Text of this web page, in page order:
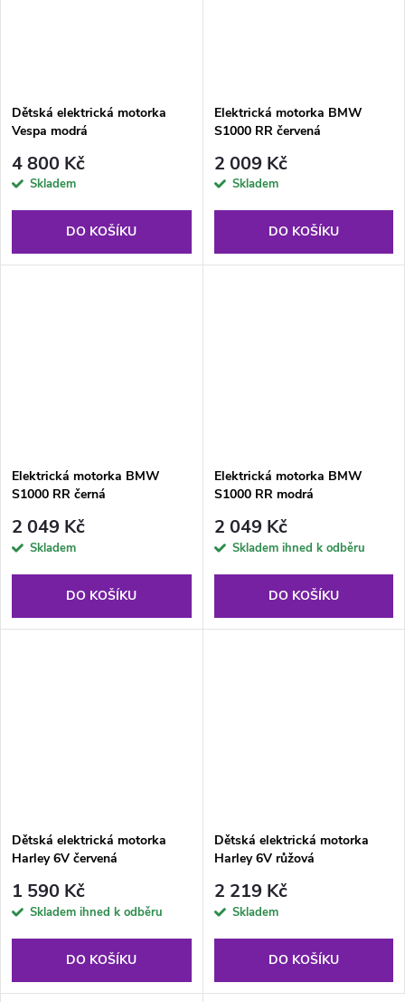
Dětská elektrická motorka
Vespa modrá
4 800 Kč
Skladem
DO KOŠÍKU
Elektrická motorka BMW
S1000 RR červená
2 009 Kč
Skladem
DO KOŠÍKU
Elektrická motorka BMW
S1000 RR černá
2 049 Kč
Skladem
DO KOŠÍKU
Elektrická motorka BMW
S1000 RR modrá
2 049 Kč
Skladem ihned k odběru
DO KOŠÍKU
Dětská elektrická motorka
Harley 6V červená
1 590 Kč
Skladem ihned k odběru
DO KOŠÍKU
Dětská elektrická motorka
Harley 6V růžová
2 219 Kč
Skladem
DO KOŠÍKU